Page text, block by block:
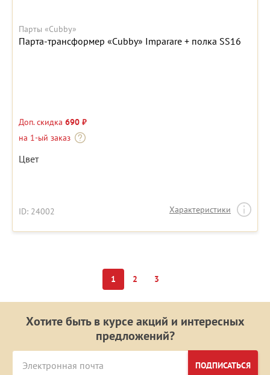
Парты «Cubby»
Парта-трансформер «Cubby» Imparare + полка SS16
Доп. скидка 690 ₽
на 1-ый заказ
Цвет
ID: 24002 Характеристики
1 2 3
Хотите быть в курсе акций и интересных
предложений?
ПОДПИСАТЬСЯ